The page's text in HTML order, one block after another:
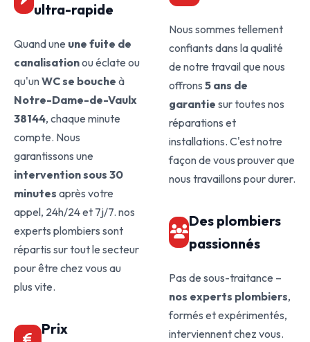
ultra-rapide
Quand une une fuite de
canalisationou éclate ou
qu'unWC se bouche à
Notre-Dame-de-Vaulx
38144, chaque minute
compte. Nous
garantissons une
intervention sous 30
minutes après votre
appel, 24h/24 et 7j/7. nos
experts plombiers sont
répartis sur tout le secteur
pour être chez vous au
plus vite.
Prix
Nous sommes tellement
confiants dans la qualité
de notre travail que nous
offrons 5 ans de
garantie sur toutes nos
réparations et
installations. C'est notre
façon de vous prouver que
nous travaillons pour durer.
Des plombiers
passionnés
Pas de sous-traitance –
nos experts plombiers,
formés et expérimentés,
interviennent chez vous.